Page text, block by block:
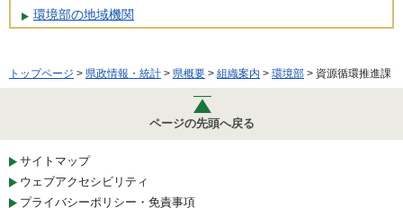
環境部の地域機関
トップページ > 県政情報・統計 > 県概要 > 組織案内 > 環境部 > 資源循環推進課
ページの先頭へ戻る
サイトマップ
ウェブアクセシビリティ
プライバシーポリシー・免責事項